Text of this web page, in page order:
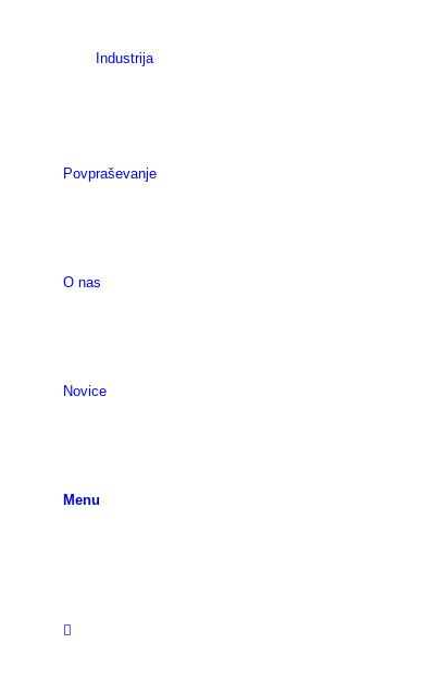
Industrija
Povpraševanje
O nas
Novice
Menu